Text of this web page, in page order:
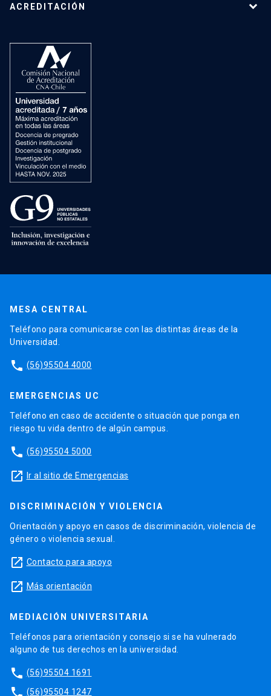
ACREDITACIÓN
MESA CENTRAL
Teléfono para comunicarse con las distintas áreas de la
Universidad.
phone (56)95504 4000
EMERGENCIAS UC
Teléfono en caso de accidente o situación que ponga en
riesgo tu vida dentro de algún campus.
phone (56)95504 5000
launch Ir al sitio de Emergencias
DISCRIMINACIÓN Y VIOLENCIA
Orientación y apoyo en casos de discriminación, violencia de
género o violencia sexual.
launch Contacto para apoyo
launch Más orientación
MEDIACIÓN UNIVERSITARIA
Teléfonos para orientación y consejo si se ha vulnerado
alguno de tus derechos en la universidad.
phone (56)95504 1691
phone (56)95504 1247